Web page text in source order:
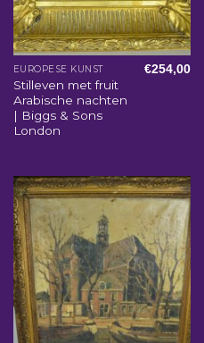
EUROPESE KUNST
Stilleven met fruit
Arabische nachten
| Biggs & Sons
London
€254,00